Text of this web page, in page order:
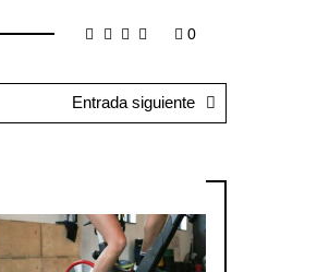
0
Entrada siguiente